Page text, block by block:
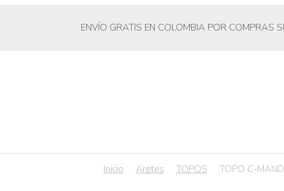
ENVÍO GRATIS EN COLOMBIA POR COMPRAS
Inicio Aretes TOPOS TOPO C-